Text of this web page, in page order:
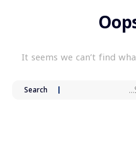
It seems we can’t find